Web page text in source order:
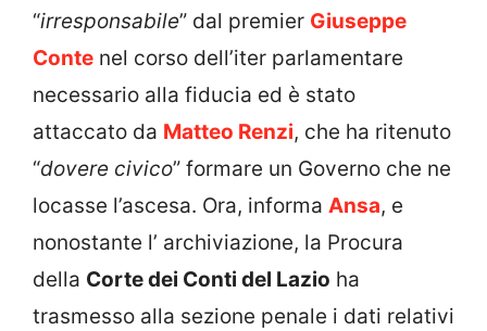
“irresponsabile” dal premier Giuseppe
Conte nel corso dell’iter parlamentare
necessario alla fiducia ed è stato
attaccato da Matteo Renzi, che ha ritenuto
“dovere civico” formare un Governo che ne
locasse l’ascesa. Ora, informa Ansa, e
nonostante l’ archiviazione, la Procura
della Corte dei Conti del Lazio ha
trasmesso alla sezione penale i dati relativi